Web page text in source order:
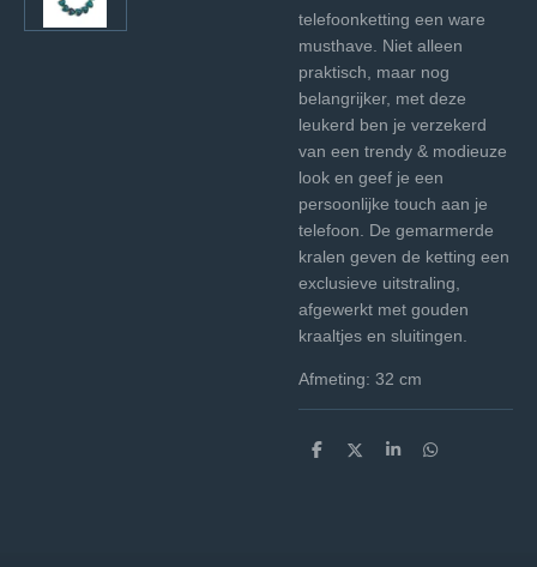
telefoonketting een ware
musthave. Niet alleen
praktisch, maar nog
belangrijker, met deze
leukerd ben je verzekerd
van een trendy & modieuze
look en geef je een
persoonlijke touch aan je
telefoon. De gemarmerde
kralen geven de ketting een
exclusieve uitstraling,
afgewerkt met gouden
kraaltjes en sluitingen.
Afmeting: 32 cm
D
D
S
D